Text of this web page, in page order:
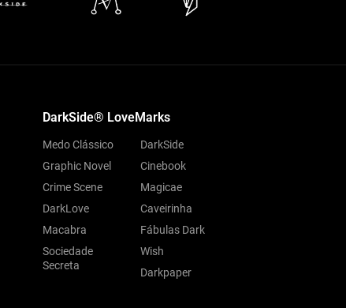
DarkSide® LoveMarks
Medo Clássico
Graphic Novel
Crime Scene
DarkLove
Macabra
Sociedade
Secreta
DarkSide
Cinebook
Magicae
Caveirinha
Fábulas Dark
Wish
Darkpaper